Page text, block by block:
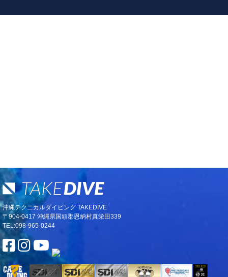
沖縄テクニカルダイビング TAKEDIVE
〒904-0417 沖縄県国頭郡恩納村真栄田339
TEL:098-965-0244